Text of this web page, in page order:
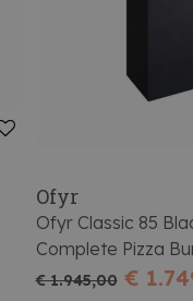
Ofyr
Ofyr Classic 85
Complete Pizza
€ 1.945,00 €